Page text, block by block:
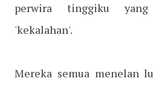
perwira tinggiku
'kekalahan'.
Mereka semua menelan